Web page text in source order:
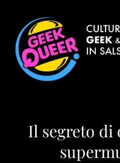
Il segreto di